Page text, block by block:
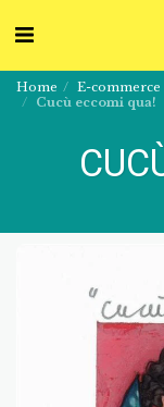
Home E-commerce
Cucù eccomi qua!